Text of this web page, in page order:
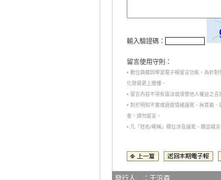
輸入驗證碼：
留言使用守則：
• 數位典藏與學習電子報留言功能，為針
化發展更上層樓。
• 留言內容不得有違法或侵害他人權益之
• 對於明知不實或過度情緒謾罵、無意義
者，請勿留言。
• 凡「姓名/暱稱」欄位涉及謾罵、髒話穢
發行人 ：王汎森